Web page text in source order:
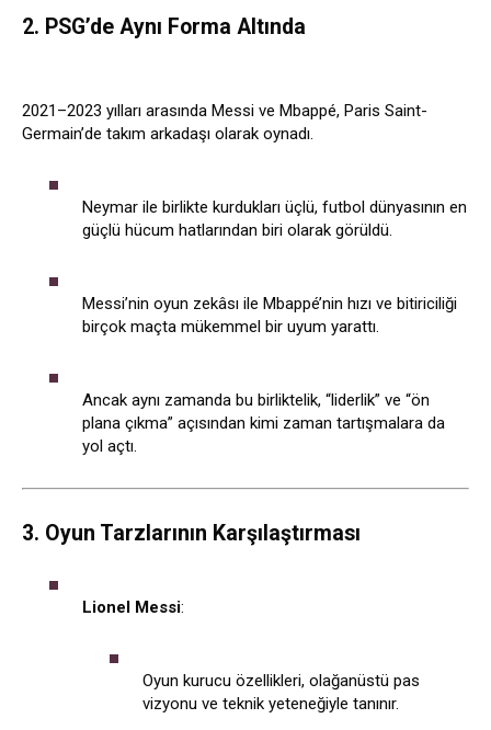
2. PSG’de Aynı Forma Altında
2021–2023 yılları arasında Messi ve Mbappé, Paris Saint-
Germain’de takım arkadaşı olarak oynadı.
Neymar ile birlikte kurdukları üçlü, futbol dünyasının en
güçlü hücum hatlarından biri olarak görüldü.
Messi’nin oyun zekâsı ile Mbappé’nin hızı ve bitiriciliği
birçok maçta mükemmel bir uyum yarattı.
Ancak aynı zamanda bu birliktelik, “liderlik” ve “ön
plana çıkma” açısından kimi zaman tartışmalara da
yol açtı.
3. Oyun Tarzlarının Karşılaştırması
Lionel Messi:
Oyun kurucu özellikleri, olağanüstü pas
vizyonu ve teknik yeteneğiyle tanınır.